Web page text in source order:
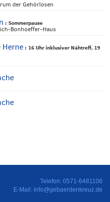
der Gehörlosen
: Sommerpause
Bonhoeffer-Haus
Herne : 16 Uhr inklusiver Nähtreff, 19
Telefon: 0571-6481106
E-Mail: info@gebaerdenkreuz.de